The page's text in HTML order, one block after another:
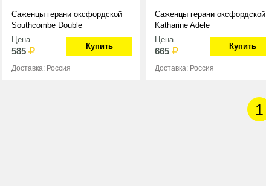
Саженцы герани оксфордской
Southcombe Double
Цена
585 Купить
Доставка: Россия
Саженцы герани оксфордской
Katharine Adele
Цена
665 Купить
Доставка: Россия
1